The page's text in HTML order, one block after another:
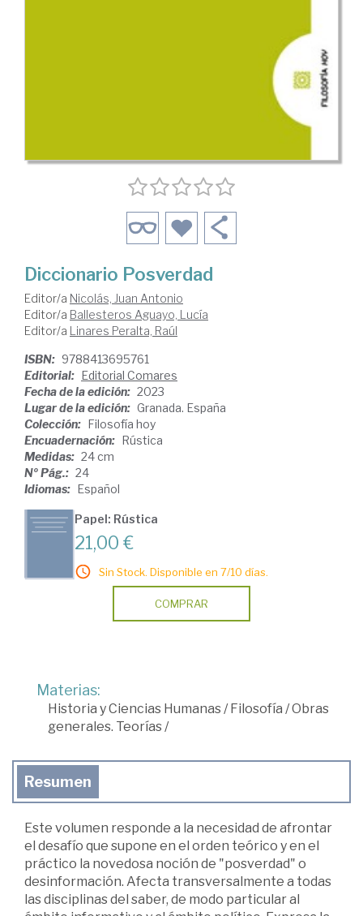
Diccionario Posverdad
Editor/a Nicolás, Juan Antonio
Editor/a Ballesteros Aguayo, Lucía
Editor/a Linares Peralta, Raúl
ISBN: 9788413695761
Editorial: Editorial Comares
Fecha de la edición: 2023
Lugar de la edición: Granada. España
Colección: Filosofía hoy
Encuadernación: Rústica
Medidas: 24 cm
Nº Pág.: 24
Idiomas: Español
Papel: Rústica
21,00 €
Sin Stock. Disponible en 7/10 días.
COMPRAR
Materias:
Historia y Ciencias Humanas /Filosofía /Obras
generales. Teorías /
Resumen
Este volumen responde a la necesidad de afrontar
el desafío que supone en el orden teórico y en el
práctico la novedosa noción de "posverdad" o
desinformación. Afecta transversalmente a todas
las disciplinas del saber, de modo particular al